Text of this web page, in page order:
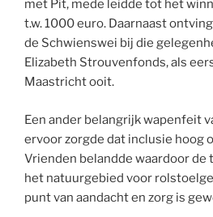
met Pit, mede leidde tot het
t.w. 1000 euro. Daarnaast
de Schwienswei bij die
Elizabeth Strouvenfonds, als
Maastricht ooit.
Een ander belangrijk wapenfeit
ervoor zorgde dat inclusie hoog
Vrienden belandde waardoor de
het natuurgebied voor
punt van aandacht en zorg is